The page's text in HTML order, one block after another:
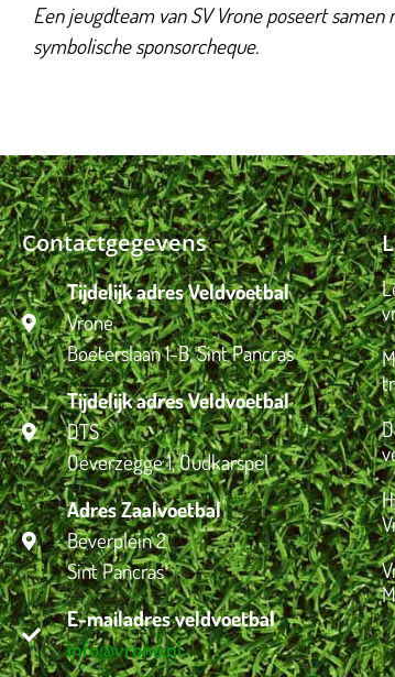
Een jeugdteam van SV Vrone poseert
symbolische sponsorcheque.
Contactgegevens
Tijdelijk adres Veldvoetbal
Vrone
Boeterslaan 1-B, Sint Pancras
Tijdelijk adres Veldvoetbal
DTS
Oeverzegge 1, Oudkarspel
Adres Zaalvoetbal
Beverplein 2
Sint Pancras
E-mailadres veldvoetbal
info@vrone.nl